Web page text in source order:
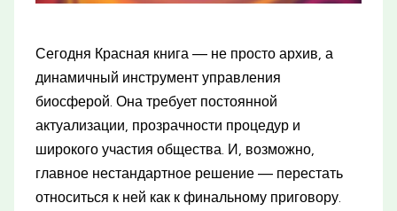
Сегодня Красная книга — не просто архив, а
динамичный инструмент управления
биосферой. Она требует постоянной
актуализации, прозрачности процедур и
широкого участия общества. И, возможно,
главное нестандартное решение — перестать
относиться к ней как к финальному приговору.